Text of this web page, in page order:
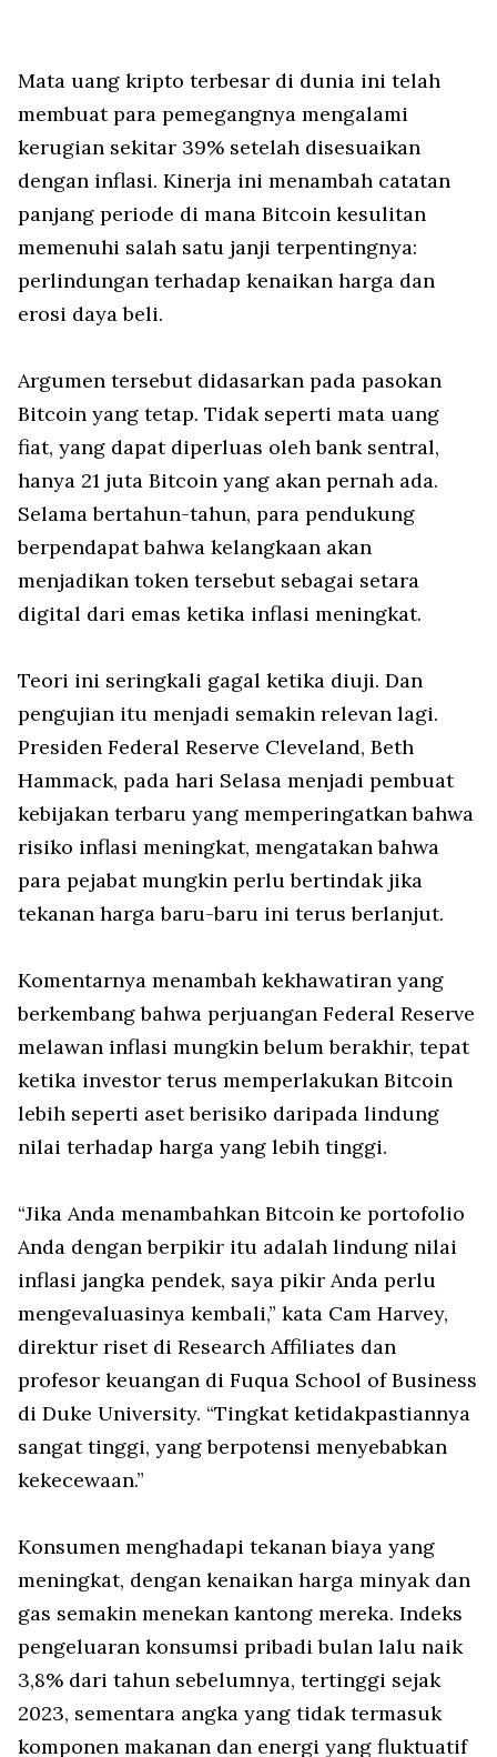
Mata uang kripto terbesar di dunia ini telah
membuat para pemegangnya mengalami
kerugian sekitar 39% setelah disesuaikan
dengan inflasi. Kinerja ini menambah catatan
panjang periode di mana Bitcoin kesulitan
memenuhi salah satu janji terpentingnya:
perlindungan terhadap kenaikan harga dan
erosi daya beli.
Argumen tersebut didasarkan pada pasokan
Bitcoin yang tetap. Tidak seperti mata uang
fiat, yang dapat diperluas oleh bank sentral,
hanya 21 juta Bitcoin yang akan pernah ada.
Selama bertahun-tahun, para pendukung
berpendapat bahwa kelangkaan akan
menjadikan token tersebut sebagai setara
digital dari emas ketika inflasi meningkat.
Teori ini seringkali gagal ketika diuji. Dan
pengujian itu menjadi semakin relevan lagi.
Presiden Federal Reserve Cleveland, Beth
Hammack, pada hari Selasa menjadi pembuat
kebijakan terbaru yang memperingatkan bahwa
risiko inflasi meningkat, mengatakan bahwa
para pejabat mungkin perlu bertindak jika
tekanan harga baru-baru ini terus berlanjut.
Komentarnya menambah kekhawatiran yang
berkembang bahwa perjuangan Federal Reserve
melawan inflasi mungkin belum berakhir, tepat
ketika investor terus memperlakukan Bitcoin
lebih seperti aset berisiko daripada lindung
nilai terhadap harga yang lebih tinggi.
“Jika Anda menambahkan Bitcoin ke portofolio
Anda dengan berpikir itu adalah lindung nilai
inflasi jangka pendek, saya pikir Anda perlu
mengevaluasinya kembali,” kata Cam Harvey,
direktur riset di Research Affiliates dan
profesor keuangan di Fuqua School of Business
di Duke University. “Tingkat ketidakpastiannya
sangat tinggi, yang berpotensi menyebabkan
kekecewaan.”
Konsumen menghadapi tekanan biaya yang
meningkat, dengan kenaikan harga minyak dan
gas semakin menekan kantong mereka. Indeks
pengeluaran konsumsi pribadi bulan lalu naik
3,8% dari tahun sebelumnya, tertinggi sejak
2023, sementara angka yang tidak termasuk
komponen makanan dan energi yang fluktuatif